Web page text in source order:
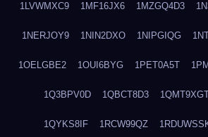
1LVWMXC9 1MF16JX6 1MZGQ4D3
1NERJOY9 1NIN2DXO 1NIPGIQG
1OELGBE2 1OUI6BYG 1PET0A5T
1Q3BPV0D 1QBCT8D3
1QYKS8IF 1RCW99QZ